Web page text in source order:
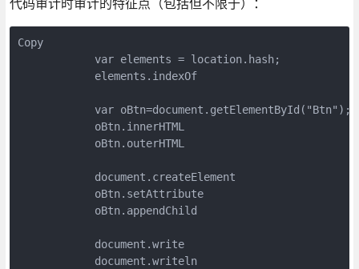
代码审计时审计的特征点（包括但不限于）：
Copy
            var elements = location.hash;
            elements.indexOf
            var oBtn=document.getElementById("Btn");
            oBtn.innerHTML
            oBtn.outerHTML
            document.createElement
            oBtn.setAttribute
            oBtn.appendChild
            document.write
            document.writeln